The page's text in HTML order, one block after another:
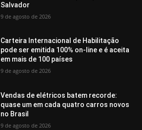
Salvador
9 de agosto de 2026
Carteira Internacional de Habilitação
pode ser emitida 100% on-line e é aceita
em mais de 100 países
9 de agosto de 2026
Vendas de elétricos batem recorde:
quase um em cada quatro carros novos
no Brasil
9 de agosto de 2026